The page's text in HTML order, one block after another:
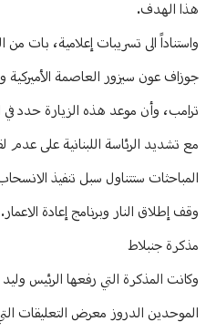
هذا الهدف.
واستناداً الى تسريبات إعلامية، بات
جوزاف عون سيزور العاصمة الأميركية
ترامب، وأن موعد هذه الزيارة حدد
مع تشديد الرئاسة اللبنانية على عدم
المباحثات ستتناول سبل تنفيذ
وقف إطلاق النار وبرنامج إعادة الاعمار.
مذكرة جنبلاط
وكانت المذكرة التي رفعها الرئيس
الموحدين الدروز معرض التعليقات